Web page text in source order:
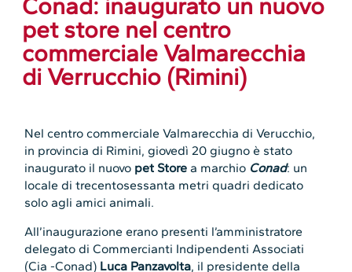
Conad: inaugurato un nuovo
pet store nel centro
commerciale Valmarecchia
di Verrucchio (Rimini)
Nel centro commerciale Valmarecchia di Verucchio,
in provincia di Rimini, giovedì 20 giugno è stato
inaugurato il nuovo pet Store a marchio Conad: un
locale di trecentosessanta metri quadri dedicato
solo agli amici animali.
All’inaugurazione erano presenti l’amministratore
delegato di Commercianti Indipendenti Associati
(Cia -Conad) Luca Panzavolta, il presidente della